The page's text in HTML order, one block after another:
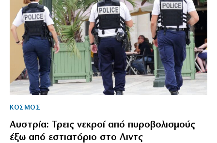
ΚΟΣΜΟΣ
Αυστρία: Τρεις νεκροί από πυροβολισμούς
έξω από εστιατόριο στο Λιντς